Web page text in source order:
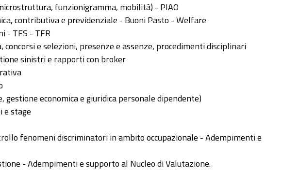
funzionigramma, mobilità) - PIAO
contributiva e previdenziale - Buoni Pasto - Welfare
- TFS - TFR
e selezioni, presenze e assenze, procedimenti disciplinari
sinistri e rapporti con broker
economica e giuridica personale dipendente)
e stage
fenomeni discriminatori in ambito occupazionale - Adempimenti e
- Adempimenti e supporto al Nucleo di Valutazione.